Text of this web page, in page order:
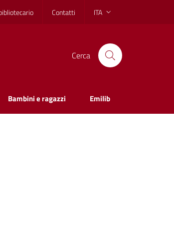
Contatti ITA
Cerca
Bambini e ragazzi Emilib